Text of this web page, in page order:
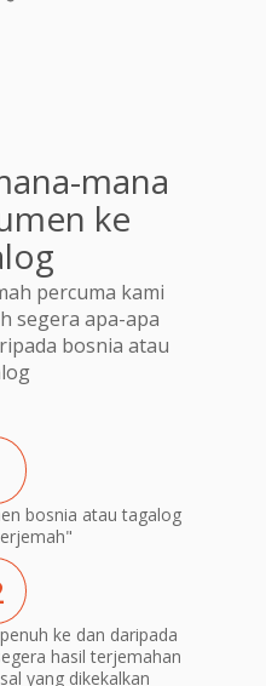
mana
ke
percuma kami
segera apa-apa
bosnia atau
bosnia atau tagalog
ke dan daripada
hasil terjemahan
yang dikekalkan